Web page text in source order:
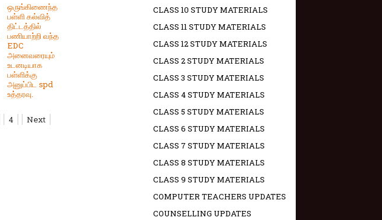
ஒருங்கிணைந்த
பள்ளி கல்வித்
திட்டத்தில்
பணியாற்றி வந்த
EDC
அனைவரையும்
உடனடியாக
பள்ளிக்கு
அனுப்பிட spd
உத்தரவு.
4 Next
CLASS 10 STUDY MATERIALS
CLASS 11 STUDY MATERIALS
CLASS 12 STUDY MATERIALS
CLASS 2 STUDY MATERIALS
CLASS 3 STUDY MATERIALS
CLASS 4 STUDY MATERIALS
CLASS 5 STUDY MATERIALS
CLASS 6 STUDY MATERIALS
CLASS 7 STUDY MATERIALS
CLASS 8 STUDY MATERIALS
CLASS 9 STUDY MATERIALS
COMPUTER TEACHERS UPDATES
COUNSELLING UPDATES